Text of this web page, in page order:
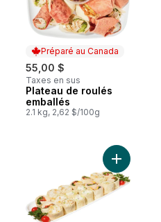
Préparé au Canada
55,00 $
Taxes en sus
Préparé au Canada
Plateau de roulés
emballés
2.1 kg, 2,62 $/100g
Grand plateau de soir de match
Ajouter